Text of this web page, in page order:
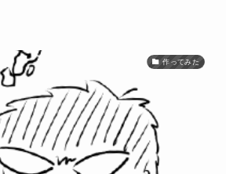
作ってみた